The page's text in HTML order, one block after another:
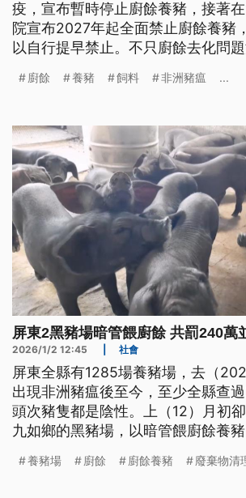
疫，宣布暫時停止廚餘養豬，接著
院宣布2027年起全面禁止廚餘養豬
以自行提早禁止。不只廚餘去化問
廚餘 養豬 飼料 非洲豬瘟 ...
屏東2黑豬場暗管餵廚餘 共罰240萬
2026/1/2 12:45 社會
屏東全縣有1285場養豬場，去（
出現非洲豬瘟後至今，至少全縣查
頭次豬隻都是陰性。上（12）月初
九如鄉的黑豬場，以暗管餵廚餘養
雄同樣禁止廚餘養豬，考量到未來
養豬場 廚餘 廚餘養豬 廢棄物清